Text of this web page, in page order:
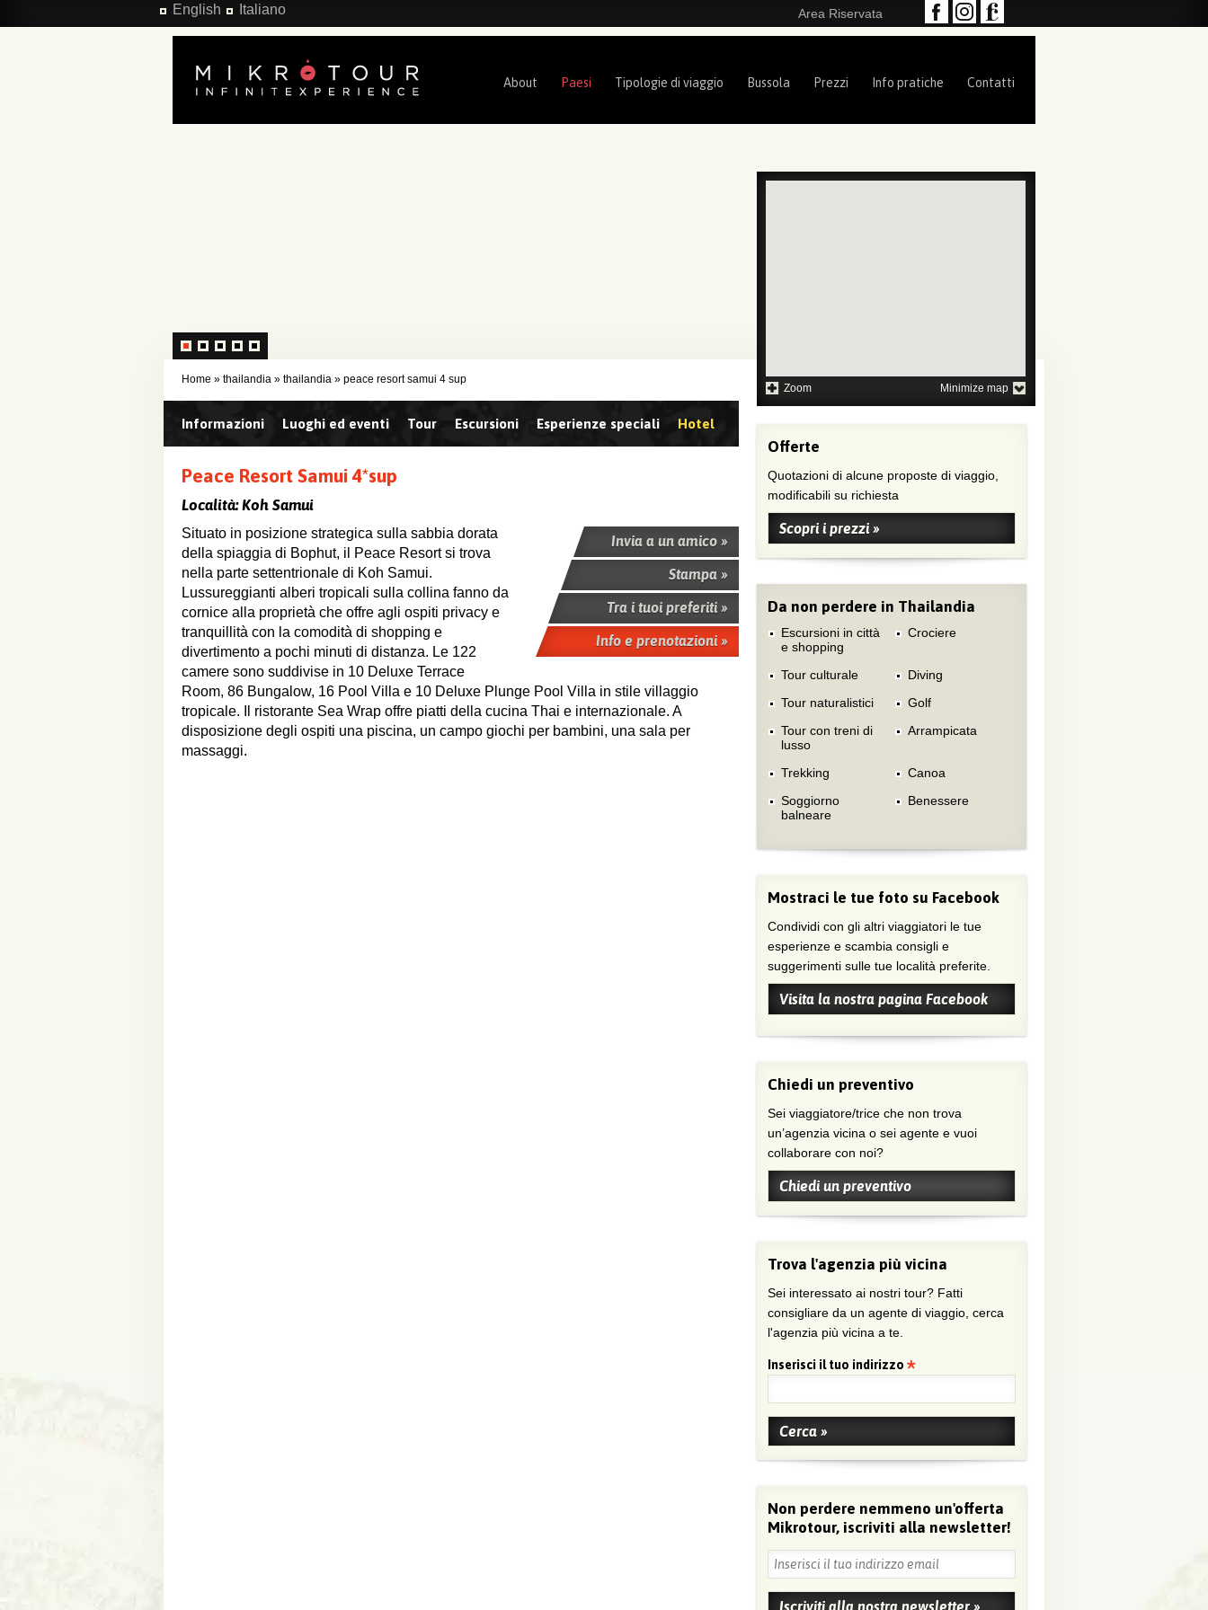
Salta al contenuto principale Area Riservata
English Italiano
About Paesi Tipologie di viaggio Bussola Prezzi Info pratiche Contatti
Home » thailandia » thailandia » peace resort samui 4 sup
Informazioni Luoghi ed eventi Tour Escursioni Esperienze speciali Hotel
Peace Resort Samui 4*sup
Località:Koh Samui
Invia a un amico »
Stampa »
Tra i tuoi preferiti »
Info e prenotazioni »
Situato in posizione strategica sulla sabbia dorata
della spiaggia di Bophut, il Peace Resort si trova
nella parte settentrionale di Koh Samui.
Lussureggianti alberi tropicali sulla collina fanno da
cornice alla proprietà che offre agli ospiti privacy e
tranquillità con la comodità di shopping e
divertimento a pochi minuti di distanza. Le 122
camere sono suddivise in 10 Deluxe Terrace
Room, 86 Bungalow, 16 Pool Villa e 10 Deluxe Plunge Pool Villa in stile villaggio
tropicale. Il ristorante Sea Wrap offre piatti della cucina Thai e internazionale. A
disposizione degli ospiti una piscina, un campo giochi per bambini, una sala per
massaggi.
Zoom Minimize map
Offerte
Quotazioni di alcune proposte di viaggio,
modificabili su richiesta
Scopri i prezzi »
Da non perdere in Thailandia
Escursioni in città
e shopping
Crociere
Tour culturale
Diving
Tour naturalistici
Golf
Tour con treni di
lusso
Arrampicata
Trekking
Canoa
Soggiorno
balneare
Benessere
Mostraci le tue foto su Facebook
Condividi con gli altri viaggiatori le tue
esperienze e scambia consigli e
suggerimenti sulle tue località preferite.
Visita la nostra pagina Facebook
Chiedi un preventivo
Sei viaggiatore/trice che non trova
un’agenzia vicina o sei agente e vuoi
collaborare con noi?
Chiedi un preventivo
Trova l'agenzia più vicina
Sei interessato ai nostri tour? Fatti
consigliare da un agente di viaggio, cerca
l'agenzia più vicina a te.
Inserisci il tuo indirizzo
Non perdere nemmeno un'offerta
Mikrotour, iscriviti alla newsletter!